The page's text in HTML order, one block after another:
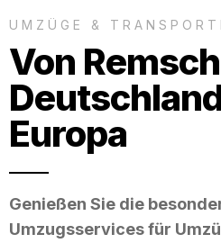
UMZÜGE &
Von
Europa
Genießen Sie die
Umzugsservices für